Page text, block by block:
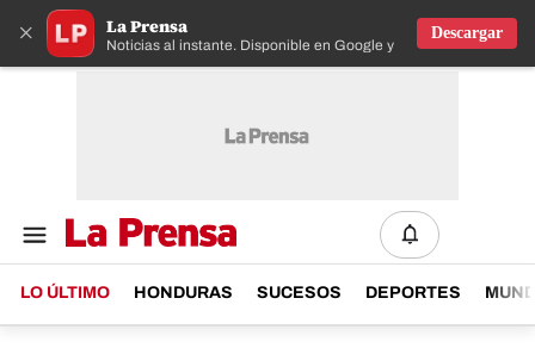
× La Prensa
Noticias al instante. Disponible en Google y IOS
Descargar
LO ÚLTIMO HONDURAS SUCESOS DEPORTES